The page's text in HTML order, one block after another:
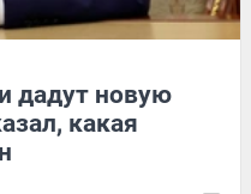
дадут новую
какая